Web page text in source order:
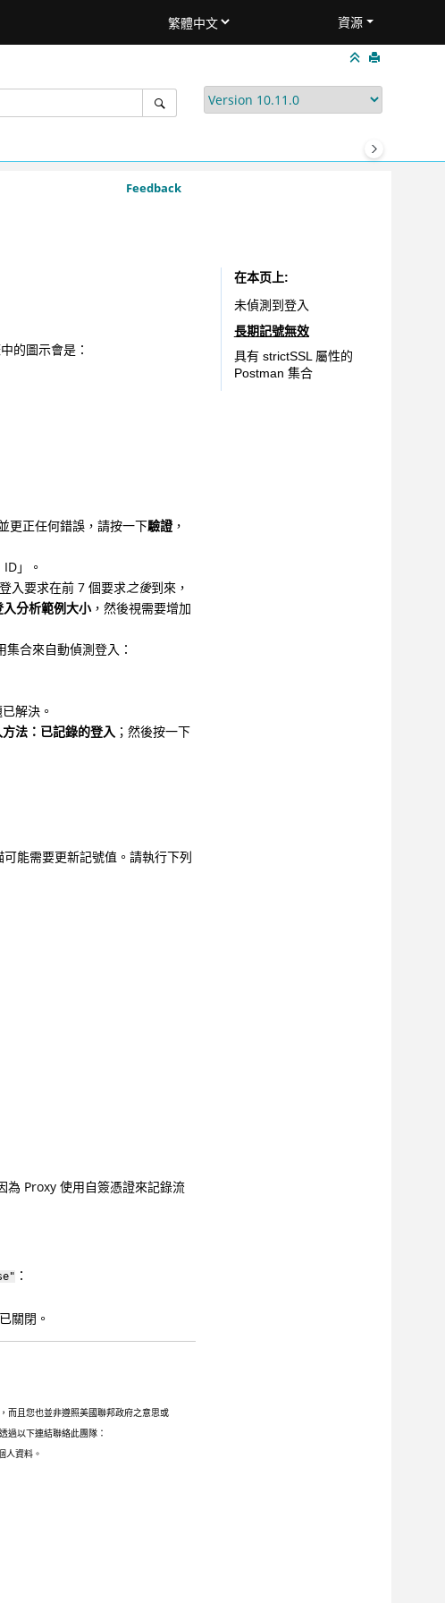
資源
Feedback
的圖示會是：
更正任何錯誤，請按一下驗證，
」。
入要求在前 7 個要求之後到來，
分析範例大小，然後視需要增加
合來自動偵測登入：
解決。
法：已記錄的登入 ；然後按一下
能需要更新記號值。請執行下列
為 Proxy 使用自簽憑證來記錄流
：
已關閉。
而且您也並非遵照美國聯邦政府之意思或
過以下連結聯絡此團隊：
人資料。
在本页上
未偵測到登入
長期記號無效
具有 strictSSL 屬性的
Postman 集合